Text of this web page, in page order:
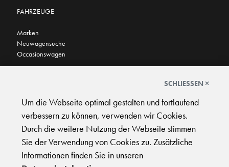
FAHRZEUGE
Marken
Neuwagensuche
Occasionswagen
AGB|Impressum|Datenschutz|Support
SCHLIESSEN ×
Um die Webseite optimal gestalten und fortlaufend
verbessern zu können, verwenden wir Cookies.
Durch die weitere Nutzung der Webseite stimmen
Sie der Verwendung von Cookies zu. Zusätzliche
Informationen finden Sie in unseren